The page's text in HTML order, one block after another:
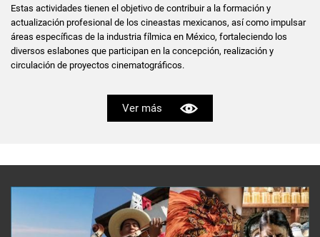
Estas actividades tienen el objetivo de contribuir a la formación y
actualización profesional de los cineastas mexicanos, así como impulsar
áreas específicas de la industria fílmica en México, fortaleciendo los
diversos eslabones que participan en la concepción, realización y
circulación de proyectos cinematográficos.
Ver más